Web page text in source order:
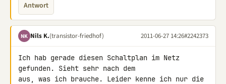
Antwort
NK Nils K.(transistor-friedhof) 2011-06-27 14:26#2242373
Ich hab gerade diesen Schaltplan im Netz
gefunden. Sieht sehr nach dem
aus, was ich brauche. Leider kenne ich nur die